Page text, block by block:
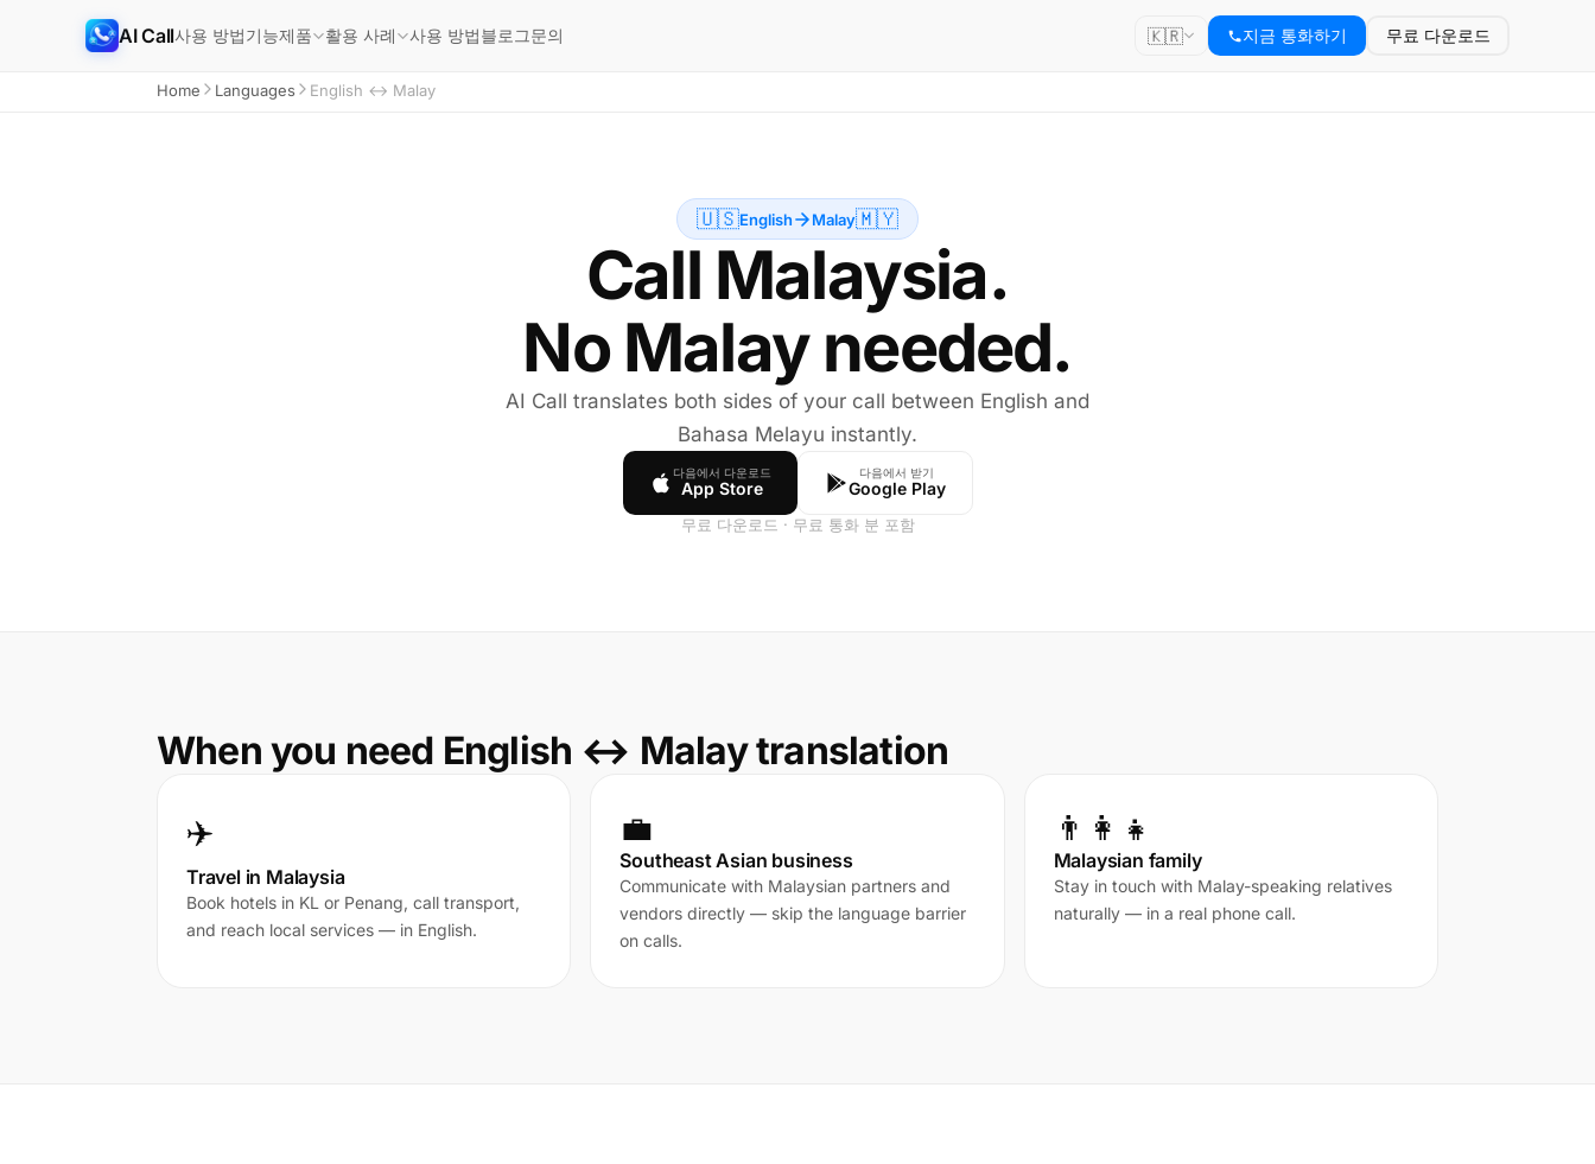
AI Call사용 방법기능제품 활용 사례 사용 방법블로그문의 🇰🇷 지금 통화하기 무료 다운로드
Home Languages English ↔ Malay
🇺🇸English Malay🇲🇾
Call Malaysia.
No Malay needed.
AI Call translates both sides of your call between English and
Bahasa Melayu instantly.
다음에서 다운로드
App Store
다음에서 받기
Google Play
무료 다운로드 · 무료 통화 분 포함
When you need English ↔ Malay translation
✈️
Travel in Malaysia
Book hotels in KL or Penang, call transport,
and reach local services — in English.
💼
Southeast Asian business
Communicate with Malaysian partners and
vendors directly — skip the language barrier
on calls.
👨‍👩‍👧
Malaysian family
Stay in touch with Malay-speaking relatives
naturally — in a real phone call.